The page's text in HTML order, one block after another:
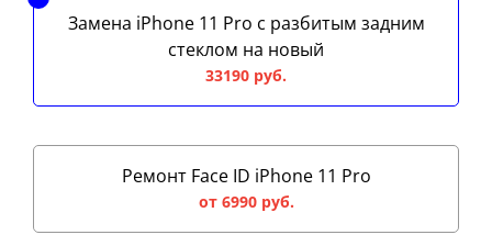
Замена iPhone 11 Pro с разбитым задним
стеклом на новый
33190 руб.
Ремонт Face ID iPhone 11 Pro
от 6990 руб.